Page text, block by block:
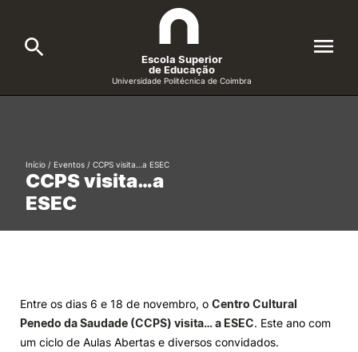
Cursos
Candidatos
Investigação e Projetos
Alunos
Escola Superior
de Educação
Universidade Politécnica de Coimbra
Formative Offer
CCPS visita…a
ESEC
Início / Eventos / CCPS visita…a ESEC
Entre os dias 6 e 18 de novembro, o Centro Cultural
Penedo da Saudade (CCPS) visita… a ESEC. Este ano com
um ciclo de Aulas Abertas e diversos convidados.